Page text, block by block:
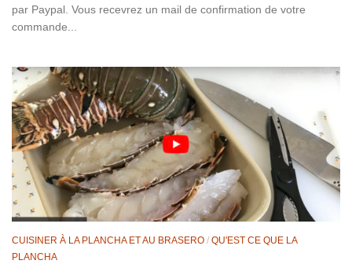
par Paypal. Vous recevrez un mail de confirmation de votre
commande...
CUISINER À LA PLANCHA ET AU BRASERO / QU'EST CE QUE LA
PLANCHA